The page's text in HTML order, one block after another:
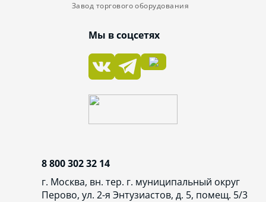
Завод торгового оборудования
Мы в соцсетях
8 800 302 32 14
г. Москва, вн. тер. г. муниципальный округ
Перово, ул. 2-я Энтузиастов, д. 5, помещ. 5/3